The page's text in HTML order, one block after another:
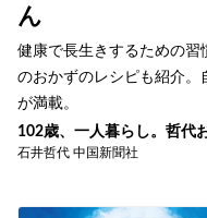
ん
健康で長生きするための習
のおかずのレシピも紹介。
が満載。
102歳、一人暮らし。哲代
石井哲代 中国新聞社